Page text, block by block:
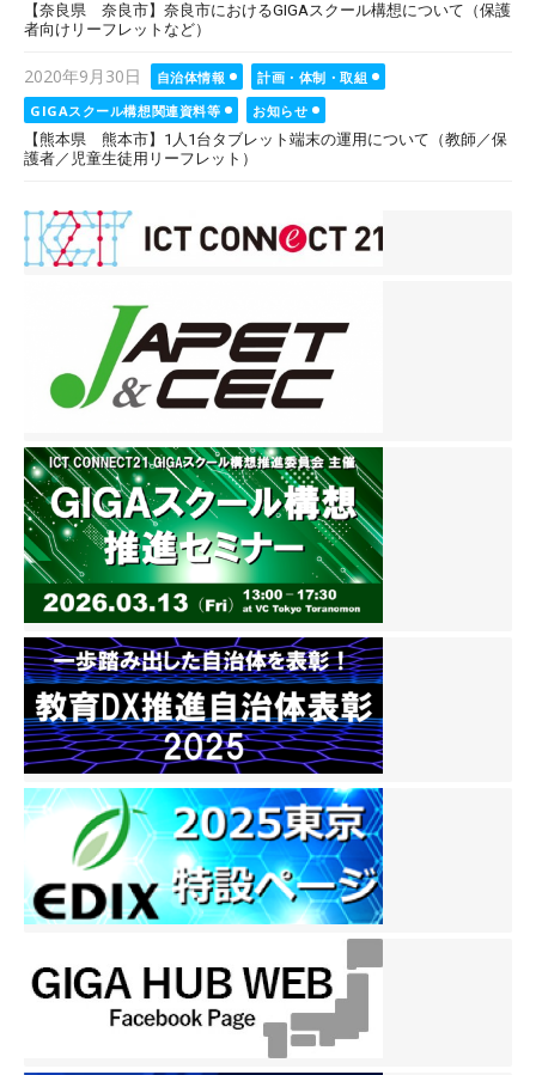
【奈良県 奈良市】奈良市におけるGIGAスクール構想について（保護
者向けリーフレットなど）
Posted
on
2020年9月30日 自治体情報
計画・体制・取組
GIGAスクール構想関連資料等
お知らせ
【熊本県 熊本市】1人1台タブレット端末の運用について（教師／保
護者／児童生徒用リーフレット）